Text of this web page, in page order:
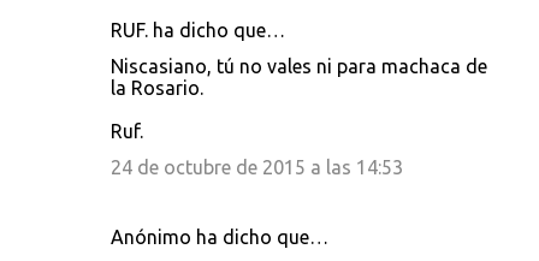
RUF. ha dicho que…
Niscasiano, tú no vales ni para machaca de
la Rosario.
Ruf.
24 de octubre de 2015 a las 14:53
Anónimo ha dicho que…